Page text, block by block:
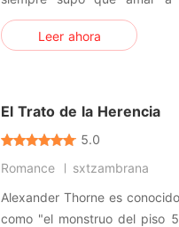
destino. Él, el heredero
Ella, la hija del abogado
Leer ahora
El Trato de la Herencia
5.0
Romance
sxtzambrana
Alexander Thorne es
como "el monstruo del piso